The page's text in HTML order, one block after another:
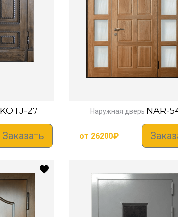
KOTJ-27
Заказать
Наружная дверь NAR-
от 26200₽